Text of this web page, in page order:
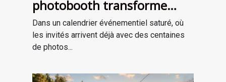
photobooth transforme
l’ambiance de votre
événement
Dans un calendrier événementiel saturé, où
les invités arrivent déjà avec des centaines
de photos...